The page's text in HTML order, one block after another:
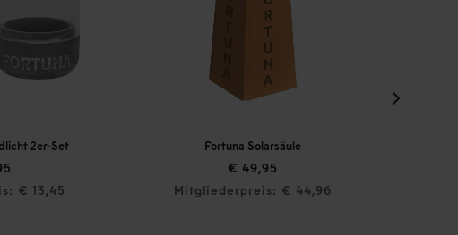
Fortuna Solarsäule
Mitgliederpreis: € 44,96